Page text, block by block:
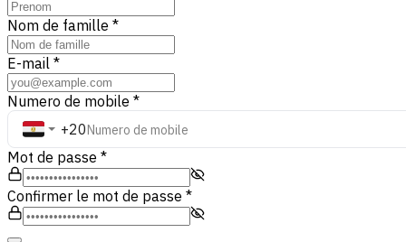
Nom de famille *
E-mail *
Numero de mobile *
+20
Mot de passe *
Confirmer le mot de passe *